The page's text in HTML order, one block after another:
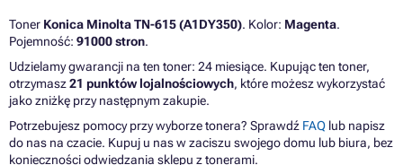
Toner Konica Minolta TN-615 (A1DY350). Kolor: Magenta.
Pojemność: 91000 stron.
Udzielamy gwarancji na ten toner: 24 miesiące. Kupując ten toner,
otrzymasz21 punktów lojalnościowych, które możesz wykorzystać
jako zniżkę przy następnym zakupie.
Potrzebujesz pomocy przy wyborze tonera? Sprawdź FAQ lub napisz
do nas na czacie. Kupuj u nas w zaciszu swojego domu lub biura, bez
konieczności odwiedzania sklepu z tonerami.